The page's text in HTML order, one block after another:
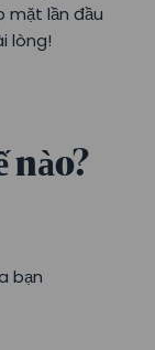
mặt lần đầu
lòng!
nào?
bạn